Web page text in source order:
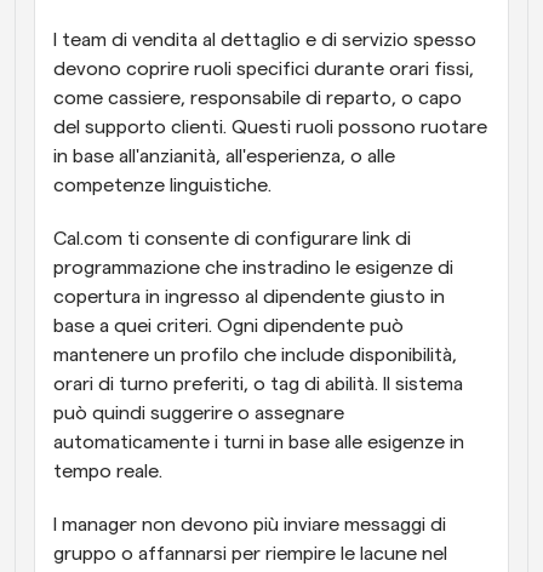
I team di vendita al dettaglio e di servizio spesso
devono coprire ruoli specifici durante orari fissi,
come cassiere, responsabile di reparto, o capo
del supporto clienti. Questi ruoli possono ruotare
in base all'anzianità, all'esperienza, o alle
competenze linguistiche.
Cal.com ti consente di configurare link di
programmazione che instradino le esigenze di
copertura in ingresso al dipendente giusto in
base a quei criteri. Ogni dipendente può
mantenere un profilo che include disponibilità,
orari di turno preferiti, o tag di abilità. Il sistema
può quindi suggerire o assegnare
automaticamente i turni in base alle esigenze in
tempo reale.
I manager non devono più inviare messaggi di
gruppo o affannarsi per riempire le lacune nel